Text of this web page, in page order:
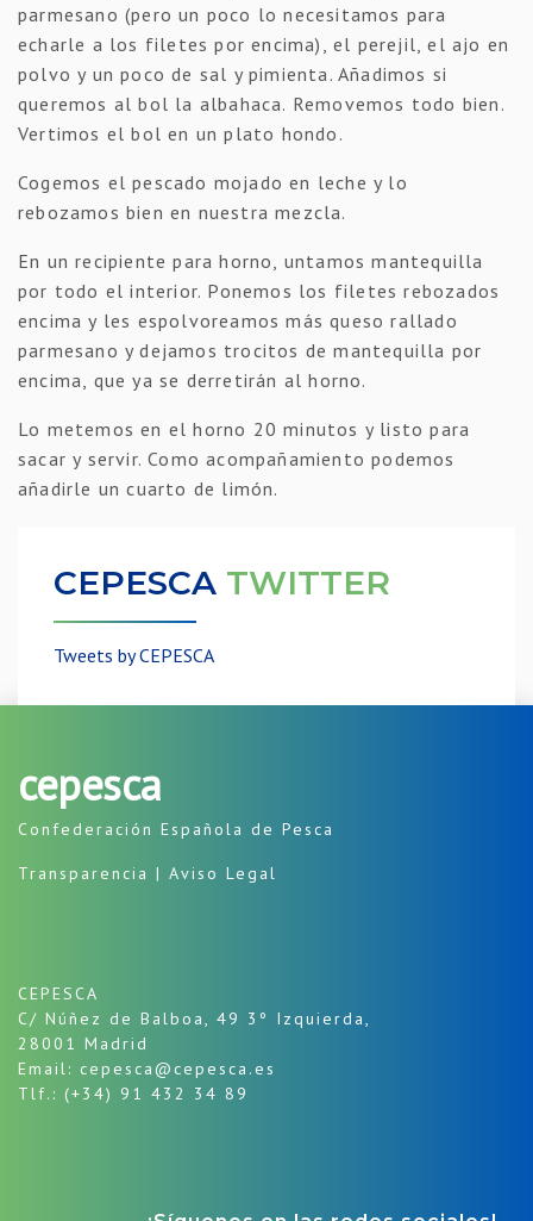
parmesano (pero un poco lo necesitamos para
echarle a los filetes por encima), el perejil, el ajo en
polvo y un poco de sal y pimienta. Añadimos si
queremos al bol la albahaca. Removemos todo bien.
Vertimos el bol en un plato hondo.
Cogemos el pescado mojado en leche y lo
rebozamos bien en nuestra mezcla.
En un recipiente para horno, untamos mantequilla
por todo el interior. Ponemos los filetes rebozados
encima y les espolvoreamos más queso rallado
parmesano y dejamos trocitos de mantequilla por
encima, que ya se derretirán al horno.
Lo metemos en el horno 20 minutos y listo para
sacar y servir. Como acompañamiento podemos
añadirle un cuarto de limón.
CEPESCA TWITTER
Tweets by CEPESCA
cepesca
Confederación Española de Pesca
Transparencia | Aviso Legal
CEPESCA
C/ Núñez de Balboa, 49 3º Izquierda,
28001 Madrid
Email: cepesca@cepesca.es
Tlf.: (+34) 91 432 34 89